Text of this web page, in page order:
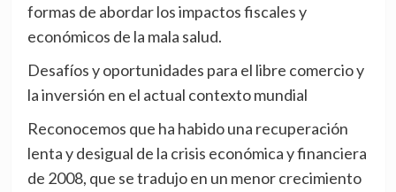
formas de abordar los impactos fiscales y
económicos de la mala salud.
Desafíos y oportunidades para el libre comercio y
la inversión en el actual contexto mundial
Reconocemos que ha habido una recuperación
lenta y desigual de la crisis económica y financiera
de 2008, que se tradujo en un menor crecimiento